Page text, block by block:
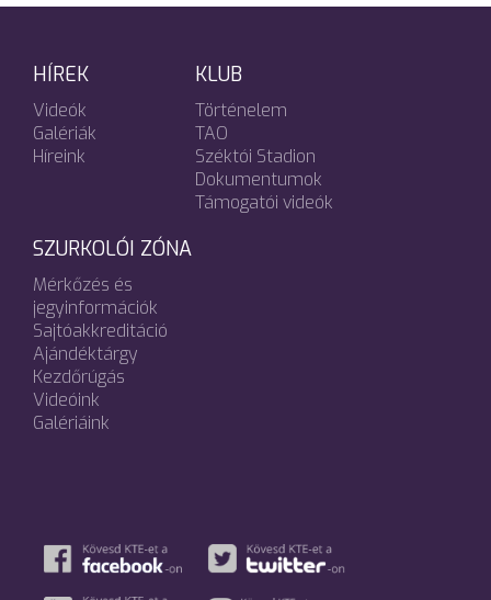
HÍREK
Videók
Galériák
Híreink
KLUB
Történelem
TAO
Széktói Stadion
Dokumentumok
Támogatói videók
SZURKOLÓI ZÓNA
Mérkőzés és
jegyinformációk
Sajtóakkreditáció
Ajándéktárgy
Kezdőrúgás
Videóink
Galériáink